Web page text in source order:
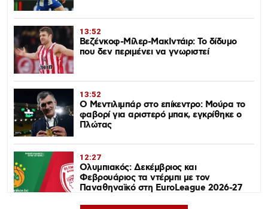
13:52
Βεζένκοφ-Μίλερ-ΜακΙντάιρ: Το δίδυμο
που δεν περιμένει να γνωριστεί
13:52
Ο Μεντιλιμπάρ στο επίκεντρο: Μούρα το
φαβορί για αριστερό μπακ, εγκρίθηκε ο
Πλώτας
12:27
Ολυμπιακός: Δεκέμβριος και
Φεβρουάριος τα ντέρμπι με τον
Παναθηναϊκό στη EuroLeague 2026-27